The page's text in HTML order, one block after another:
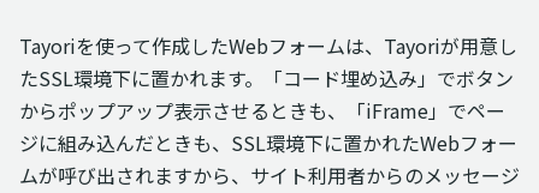
Tayoriを使って作成したWebフォームは、Tayoriが用意し
たSSL環境下に置かれます。「コード埋め込み」でボタン
からポップアップ表示させるときも、「iFrame」でペー
ジに組み込んだときも、SSL環境下に置かれたWebフォー
ムが呼び出されますから、サイト利用者からのメッセージ